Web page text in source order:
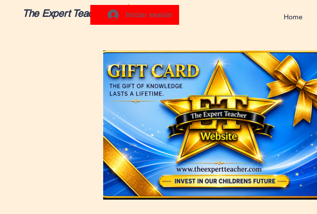
The Expert Teacher Home
Iniciar sesión